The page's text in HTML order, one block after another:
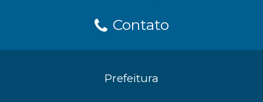
Contato
Prefeitura